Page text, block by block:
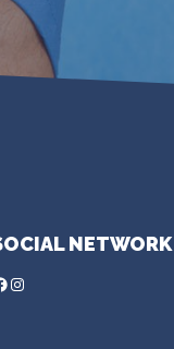
NETWORK
Instagram